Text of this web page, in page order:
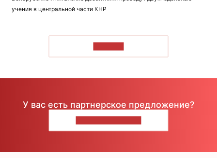
учения в центральной части КНР
У вас есть партнерское предложение?